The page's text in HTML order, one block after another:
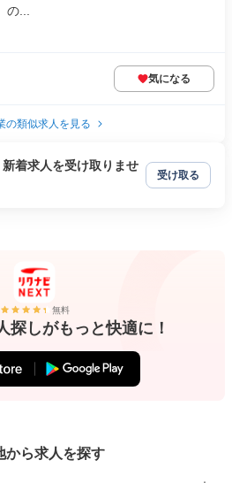
...
気になる
の類似求人を見る
着求人を受け取りませ
受け取る
無料
探しがもっと快適に！
から求人を探す